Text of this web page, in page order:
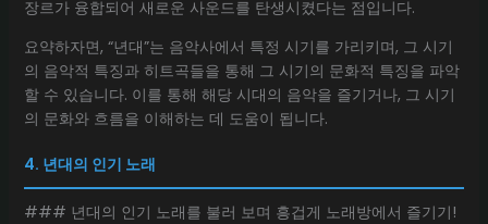
장르가 융합되어 새로운 사운드를 탄생시켰다는 점입니다.
요약하자면, “년대”는 음악사에서 특정 시기를 가리키며, 그 시기
의 음악적 특징과 히트곡들을 통해 그 시기의 문화적 특징을 파악
할 수 있습니다. 이를 통해 해당 시대의 음악을 즐기거나, 그 시기
의 문화와 흐름을 이해하는 데 도움이 됩니다.
4. 년대의 인기 노래
### 년대의 인기 노래를 불러 보며 흥겁게 노래방에서 즐기기!